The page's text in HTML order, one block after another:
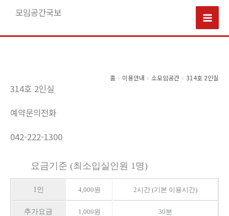
츠
모임공간국보
Main
홈 이용안내 소모임공간 314호 2인실
314호 2인실
예약문의전화
042-222-1300
요금기준 (최소입실인원 1명)
1인 4,000원 2시간 (기본 이용시간)
추가요금 1,000원 30분